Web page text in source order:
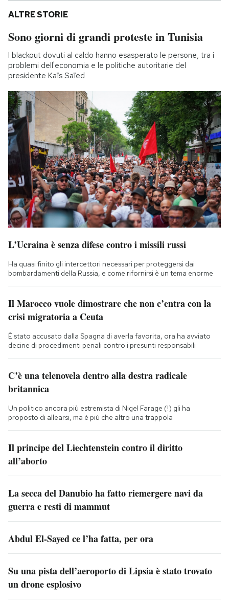
ALTRE STORIE
Sono giorni di grandi proteste in Tunisia
I blackout dovuti al caldo hanno esasperato le persone, tra i
problemi dell'economia e le politiche autoritarie del
presidente Kaïs Saïed
L’Ucraina è senza difese contro i missili russi
Ha quasi finito gli intercettori necessari per proteggersi dai
bombardamenti della Russia, e come rifornirsi è un tema enorme
Il Marocco vuole dimostrare che non c’entra con la
crisi migratoria a Ceuta
È stato accusato dalla Spagna di averla favorita, ora ha avviato
decine di procedimenti penali contro i presunti responsabili
C’è una telenovela dentro alla destra radicale
britannica
Un politico ancora più estremista di Nigel Farage (!) gli ha
proposto di allearsi, ma è più che altro una trappola
Il principe del Liechtenstein contro il diritto
all’aborto
La secca del Danubio ha fatto riemergere navi da
guerra e resti di mammut
Abdul El-Sayed ce l’ha fatta, per ora
Su una pista dell’aeroporto di Lipsia è stato trovato
un drone esplosivo